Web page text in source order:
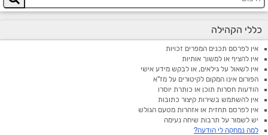
כללי הקהילה
אין לפרסם תכנים המפרים זכויות
אין להציף או למשוך אותיות
אין לשאול על גילאים, או לבקש מידע אישי
הפורום אינו המקום לקיטורים על מז"א
הודעות חסרות תוכן או כותרת יוסרו
אין להשתמש בשירות קיצור כתובות
אין לפרסם תחזית או אזהרות מטעם הגולש
יש לשמור על תרבות שיחה נעימה
למה נמחקה לי הודעה?